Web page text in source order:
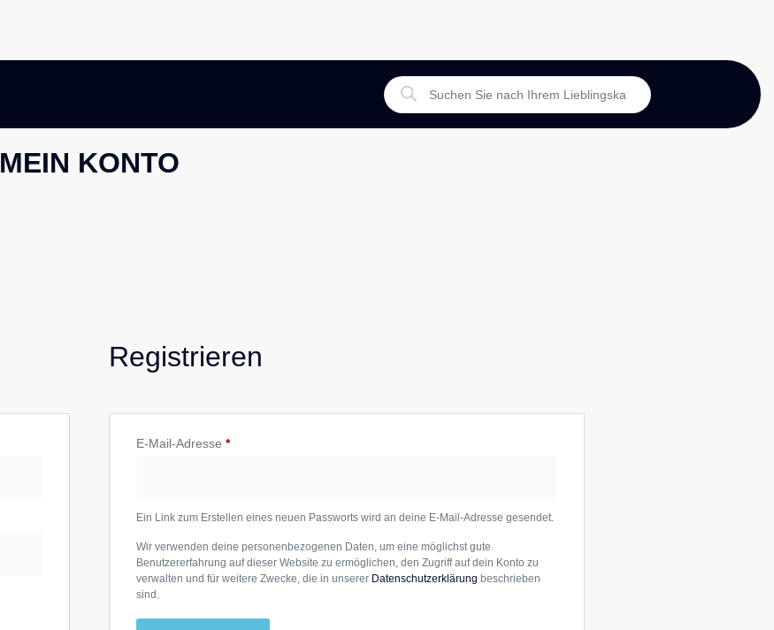
MEIN KONTO
Registrieren
E-Mail-Adresse*
Ein Link zum Erstellen eines neuen Passworts wird an deine E-Mail-Adresse gesendet.
Wir verwenden deine personenbezogenen Daten, um eine möglichst gute
Benutzererfahrung auf dieser Website zu ermöglichen, den Zugriff auf dein Konto zu
verwalten und für weitere Zwecke, die in unserer Datenschutzerklärung beschrieben
sind.